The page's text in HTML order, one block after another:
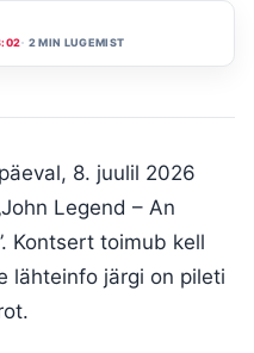
2 MIN LUGEMIST
8. juulil 2026
Legend – An
Kontsert toimub kell
lähteinfo järgi on pileti